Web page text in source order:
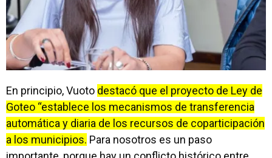
En principio, Vuoto destacó que el proyecto de Ley de
Goteo “establece los mecanismos de transferencia
automática y diaria de los recursos de coparticipación
a los municipios. Para nosotros es un paso